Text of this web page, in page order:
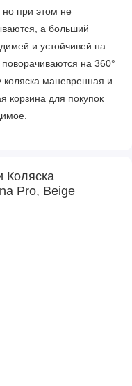
но при этом не
а больший
и устойчивей на
на 360°
маневренная и
корзина для покупок
накладками
Коляска
Pro, Beige